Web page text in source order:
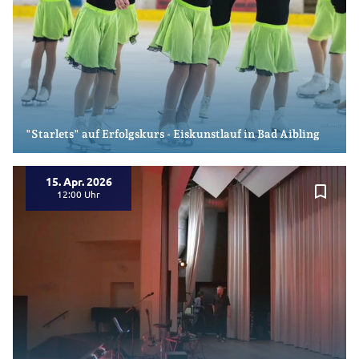
"Starlets" auf Erfolgskurs - Eiskunstlauf in Bad Aibling
bookmark_border
15. Apr. 2026
12:00